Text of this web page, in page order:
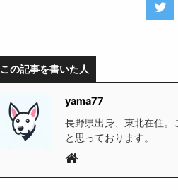
この記事を書いた人
yama77
長野県出身、東北在住
と思っております。